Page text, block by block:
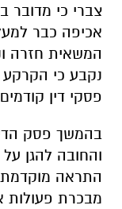
צברי כי
אכיפה כבר
המשאית חזרה
נקבע כי
פסקי דין
בהמשך פסק
והחובה להגן
התראה מוקדמת
מבכרת פעולות